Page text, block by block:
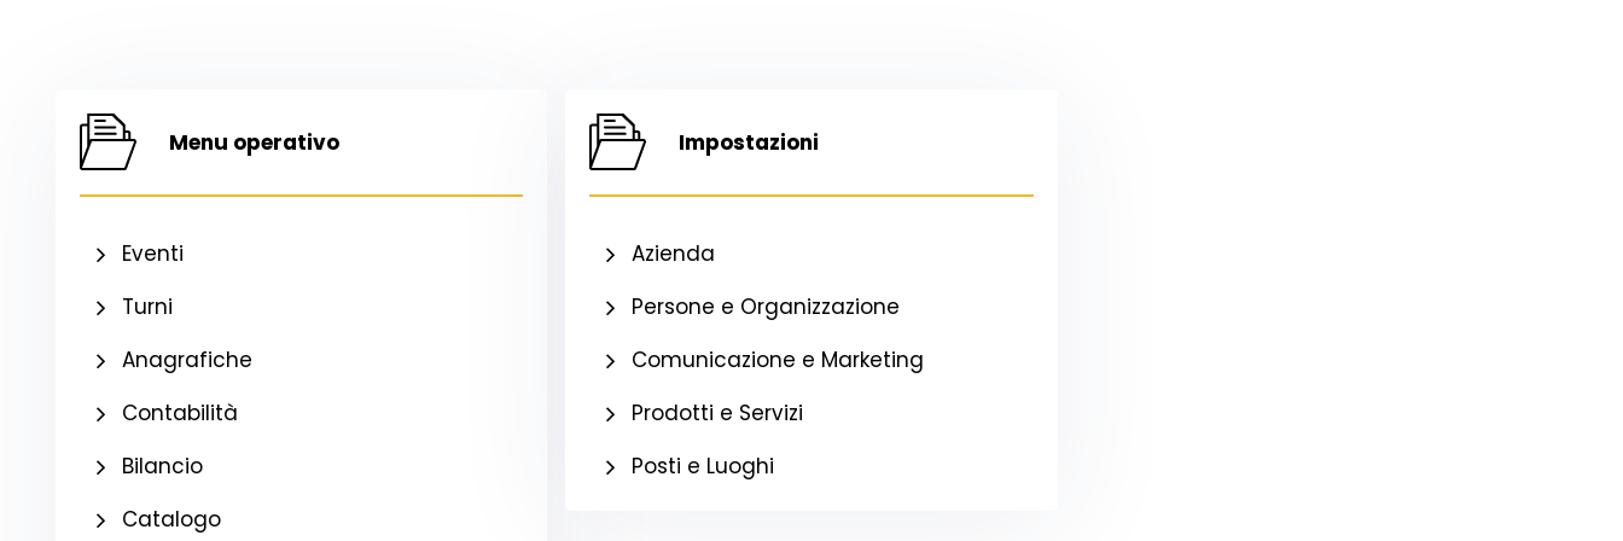
Menu operativo
Eventi
Turni
Anagrafiche
Contabilità
Bilancio
Catalogo
Impostazioni
Azienda
Persone e Organizzazione
Comunicazione e Marketing
Prodotti e Servizi
Posti e Luoghi